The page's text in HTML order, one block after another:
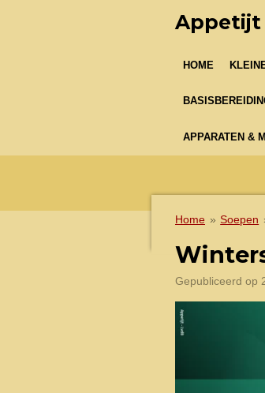
Appetijt
HOME
APPARATEN &
Home » Soepen
Gepubliceerd op